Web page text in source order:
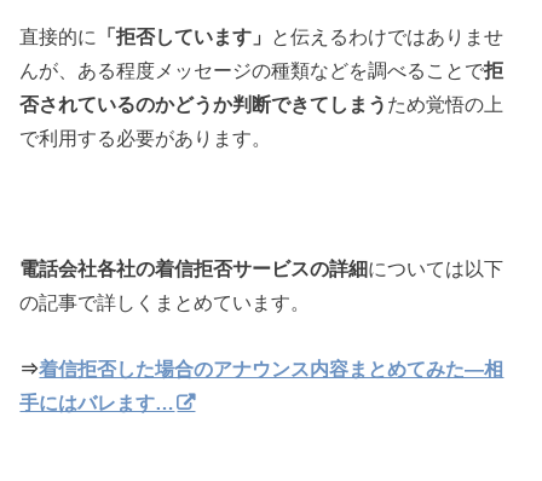
直接的に 「拒否しています」
と伝えるわけではありませ
んが、ある程度メッセージの種類などを調べることで拒
否されているのかどうか判断できてしまう ため覚悟の上
で利用する必要があります。
電話会社各社の着信拒否サービスの詳細については以下
の記事で詳しくまとめています。
⇒着信拒否した場合のアナウンス内容まとめてみた―相
手にはバレます…